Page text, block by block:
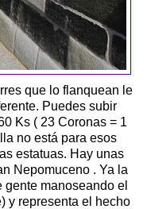
que lo flanquean le
Puedes subir
Ks ( 23 Coronas = 1
no está para esos
estatuas. Hay unas
Nepomuceno . Ya la
manoseando el
y representa el hecho